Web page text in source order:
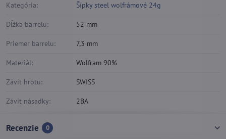
Kategória: Šípky steel wolfrámové 24g
Dĺžka barrelu: 52 mm
Priemer barrelu: 7,3 mm
Materiál: Wolfram 90%
Závit hrotu: SWISS
Závit násadky: 2BA
Recenzie 0